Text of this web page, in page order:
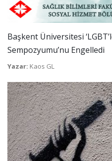
Başkent Üniversitesi
Sempozyumu’nu Engelledi
Yazar: Kaos GL